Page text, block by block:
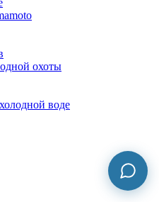
охоты
воде